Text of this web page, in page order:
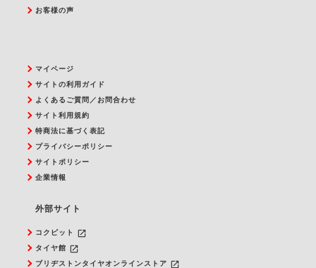
お客様の声
マイページ
サイトの利用ガイド
よくあるご質問／お問合わせ
サイト利用規約
特商法に基づく表記
プライバシーポリシー
サイトポリシー
企業情報
外部サイト
コクピット launch
タイヤ館 launch
ブリヂストンタイヤオンラインストア launch